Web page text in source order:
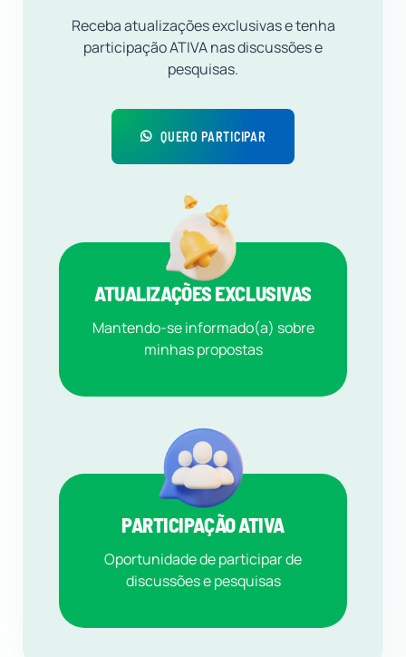
Receba atualizações exclusivas e tenha
participação ATIVA nas discussões e
pesquisas.
QUERO PARTICIPAR
ATUALIZAÇÕES EXCLUSIVAS
Mantendo-se informado(a) sobre
minhas propostas
PARTICIPAÇÃO ATIVA
Oportunidade de participar de
discussões e pesquisas